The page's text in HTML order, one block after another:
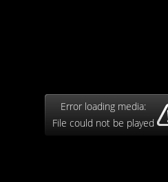
Error loading media:
File could not be played